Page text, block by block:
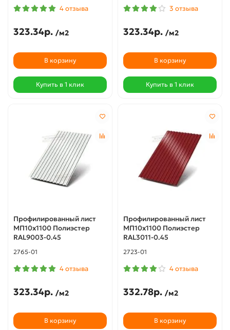
4 отзыва
323.34р. /м2
В корзину
Купить в 1 клик
3 отзыва
323.34р. /м2
В корзину
Купить в 1 клик
Профилированный лист
МП10х1100 Полиэстер
RAL9003-0.45
2765-01
4 отзыва
323.34р. /м2
В корзину
Профилированный лист
МП10х1100 Полиэстер
RAL3011-0.45
2723-01
4 отзыва
332.78р. /м2
В корзину